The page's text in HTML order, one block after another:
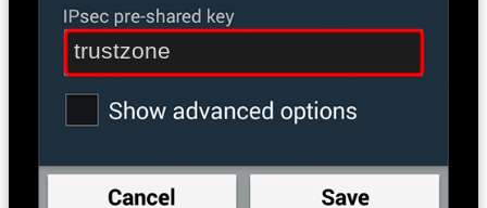
trustzone